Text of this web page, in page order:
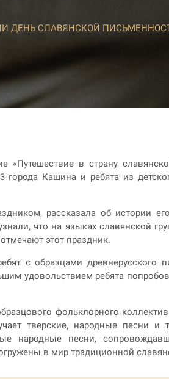
ДЕНЬ СЛАВЯНСКОЙ
«Путешествие в страну
Кашина и ребята из
рассказала об истории
что на языках славянской
этот праздник.
с образцами древнерусского
удовольствием ребята
фольклорного
тверские, народные песни
народные песни,
в мир традиционной